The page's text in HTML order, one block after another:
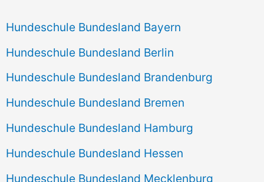
Hundeschule Bundesland Bayern
Hundeschule Bundesland Berlin
Hundeschule Bundesland Brandenburg
Hundeschule Bundesland Bremen
Hundeschule Bundesland Hamburg
Hundeschule Bundesland Hessen
Hundeschule Bundesland Mecklenburg